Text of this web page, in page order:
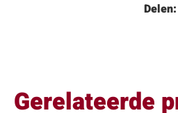
Delen:
Gerelateerde